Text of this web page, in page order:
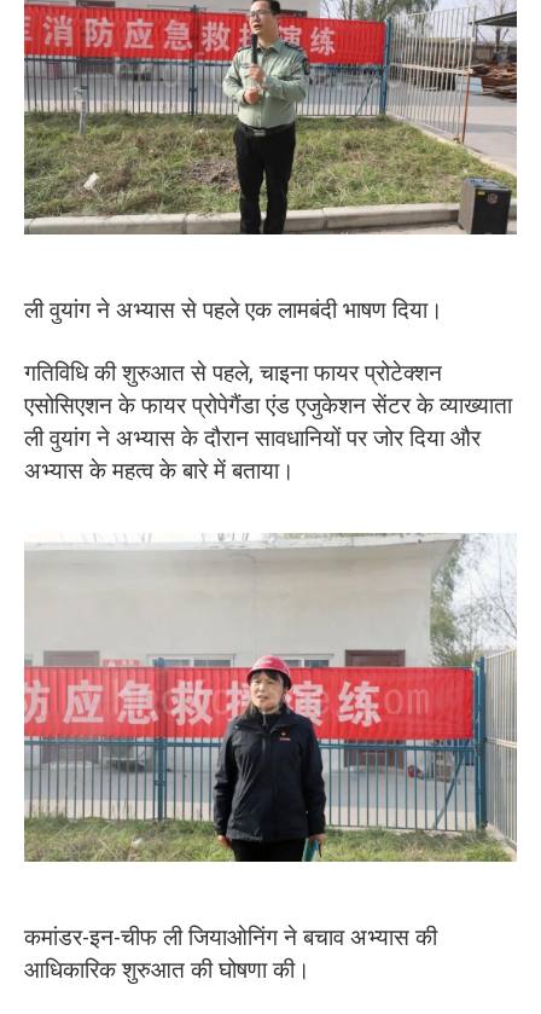
ली वुयांग ने अभ्यास से पहले एक लामबंदी भाषण दिया।
गतिविधि की शुरुआत से पहले, चाइना फायर प्रोटेक्शन
एसोसिएशन के फायर प्रोपेगैंडा एंड एजुकेशन सेंटर के व्याख्याता
ली वुयांग ने अभ्यास के दौरान सावधानियों पर जोर दिया और
अभ्यास के महत्व के बारे में बताया।
कमांडर-इन-चीफ ली जियाओनिंग ने बचाव अभ्यास की
आधिकारिक शुरुआत की घोषणा की।